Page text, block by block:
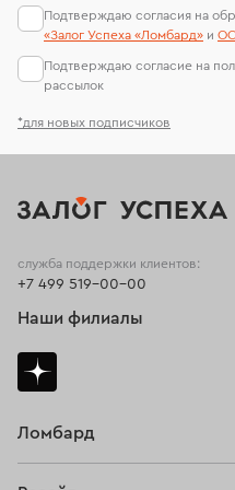
*для новых подписчиков
Подтверждаю согласия на
«Залог Успеха «Ломбард» и
Подтверждаю согласие на
рассылок
Ломбард
служба поддержки клиентов:
+7 499 519-00-00
Наши филиалы